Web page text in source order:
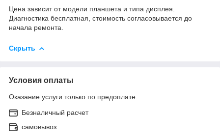
Цена зависит от модели планшета и типа дисплея.
Диагностика бесплатная, стоимость согласовывается до
начала ремонта.
Скрыть
Условия оплаты
Оказание услуги только по предоплате.
Безналичный расчет
самовывоз